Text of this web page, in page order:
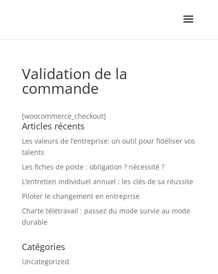
Validation de la
commande
[woocommerce_checkout]
Articles récents
Les valeurs de l’entreprise: un outil pour fidéliser vos
talents
Les fiches de poste : obligation ? nécessité ?
L’entretien individuel annuel : les clés de sa réussite
Piloter le changement en entreprise
Charte télétravail : passez du mode survie au mode
durable
Catégories
Uncategorized